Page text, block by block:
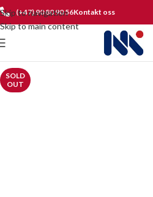
Skip to navigation
Skip to main content
(+47) 90 80 90 56Kontakt oss
SOLD
OUT